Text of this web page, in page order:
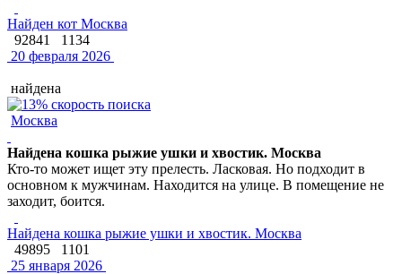
Найден кот Москва
92841
1134
20 февраля 2026
найдена
Москва
Найдена кошка рыжие ушки и хвостик. Москва
Кто-то может ищет эту прелесть. Ласковая. Но подходит в
основном к мужчинам. Находится на улице. В помещение не
заходит, боится.
Найдена кошка рыжие ушки и хвостик. Москва
49895
1101
25 января 2026